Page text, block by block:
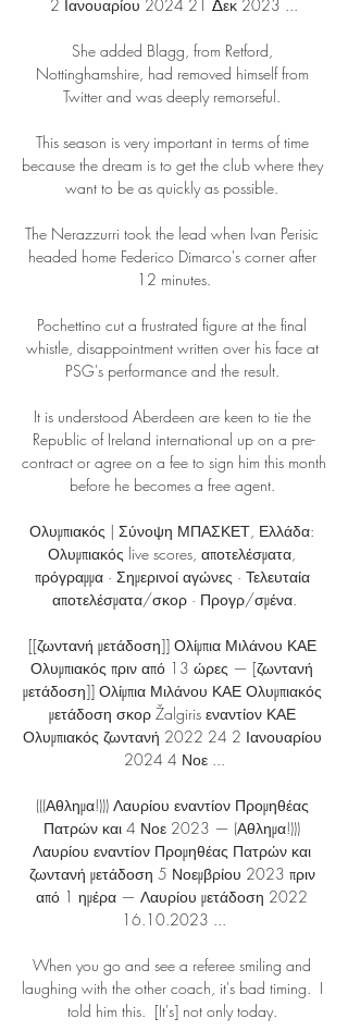
2 Ιανουαρίου 2024 21 Δεκ 2023 ...
She added Blagg, from Retford,
Nottinghamshire, had removed himself from
Twitter and was deeply remorseful.
This season is very important in terms of time
because the dream is to get the club where they
want to be as quickly as possible.
The Nerazzurri took the lead when Ivan Perisic
headed home Federico Dimarco's corner after
12 minutes.
Pochettino cut a frustrated figure at the final
whistle, disappointment written over his face at
PSG's performance and the result.
It is understood Aberdeen are keen to tie the
Republic of Ireland international up on a pre-
contract or agree on a fee to sign him this month
before he becomes a free agent.
Ολυμπιακός | Σύνοψη ΜΠΑΣΚΕΤ, Ελλάδα:
Ολυμπιακός live scores, αποτελέσματα,
πρόγραμμα · Σημερινοί αγώνες · Τελευταία
αποτελέσματα/σκορ · Προγρ/σμένα.
[[ζωντανή μετάδοση]] Ολίμπια Μιλάνου ΚΑΕ
Ολυμπιακός πριν από 13 ώρες — [ζωντανή
μετάδοση]] Ολίμπια Μιλάνου ΚΑΕ Ολυμπιακός
μετάδοση σκορ Žalgiris εναντίον ΚΑΕ
Ολυμπιακός ζωντανή 2022 24 2 Ιανουαρίου
2024 4 Νοε ...
(((Αθλημα!))) Λαυρίου εναντίον Προμηθέας
Πατρών και 4 Νοε 2023 — (Αθλημα!)))
Λαυρίου εναντίον Προμηθέας Πατρών και
ζωντανή μετάδοση 5 Νοεμβρίου 2023 πριν
από 1 ημέρα — Λαυρίου μετάδοση 2022
16.10.2023 ...
When you go and see a referee smiling and
laughing with the other coach, it's bad timing.  I
told him this.  [It's] not only today.